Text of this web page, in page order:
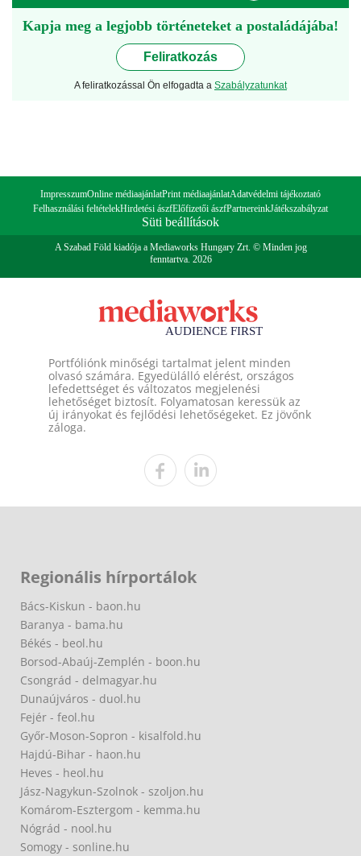
Kapja meg a legjobb történeteket a postaládájába!
Feliratkozás
A feliratkozással Ön elfogadta a Szabályzatunkat
ImpresszumOnline médiaajánlatPrint médiaajánlatAdatvédelmi tájékoztató
Felhasználási feltételekHirdetési ászfElőfizetői ászfPartnereinkJátékszabályzat
Süti beállítások
A Szabad Föld kiadója a Mediaworks Hungary Zrt. © Minden jog
fenntartva. 2026
Portfóliónk minőségi tartalmat jelent minden
olvasó számára. Egyedülálló elérést, országos
lefedettséget és változatos megjelenési
lehetőséget biztosít. Folyamatosan keressük az
új irányokat és fejlődési lehetőségeket. Ez jövőnk
záloga.
Regionális hírportálok
Bács-Kiskun - baon.hu
Baranya - bama.hu
Békés - beol.hu
Borsod-Abaúj-Zemplén - boon.hu
Csongrád - delmagyar.hu
Dunaújváros - duol.hu
Fejér - feol.hu
Győr-Moson-Sopron - kisalfold.hu
Hajdú-Bihar - haon.hu
Heves - heol.hu
Jász-Nagykun-Szolnok - szoljon.hu
Komárom-Esztergom - kemma.hu
Nógrád - nool.hu
Somogy - sonline.hu